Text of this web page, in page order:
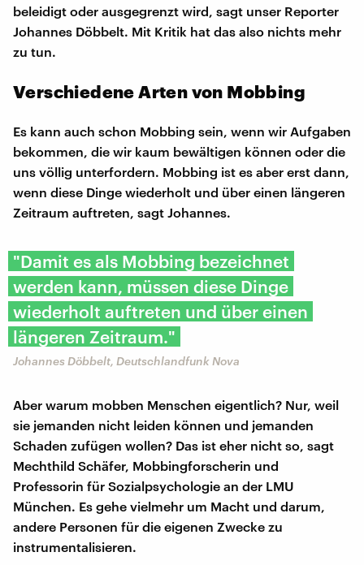
beleidigt oder ausgegrenzt wird, sagt unser Reporter
Johannes Döbbelt. Mit Kritik hat das also nichts mehr
zu tun.
Verschiedene Arten von Mobbing
Es kann auch schon Mobbing sein, wenn wir Aufgaben
bekommen, die wir kaum bewältigen können oder die
uns völlig unterfordern. Mobbing ist es aber erst dann,
wenn diese Dinge wiederholt und über einen längeren
Zeitraum auftreten, sagt Johannes.
"Damit es als Mobbing bezeichnet
werden kann, müssen diese Dinge
wiederholt auftreten und über einen
längeren Zeitraum."
Johannes Döbbelt, Deutschlandfunk Nova
Aber warum mobben Menschen eigentlich? Nur, weil
sie jemanden nicht leiden können und jemanden
Schaden zufügen wollen? Das ist eher nicht so, sagt
Mechthild Schäfer, Mobbingforscherin und
Professorin für Sozialpsychologie an der LMU
München. Es gehe vielmehr um Macht und darum,
andere Personen für die eigenen Zwecke zu
instrumentalisieren.